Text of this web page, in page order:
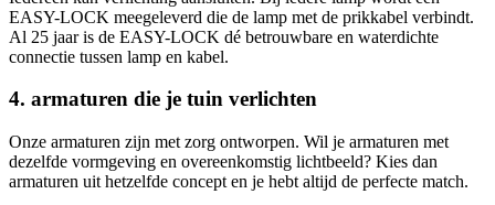
EASY-LOCK meegeleverd die de lamp met de prikkabel verbindt.
Al 25 jaar is de EASY-LOCK dé betrouwbare en waterdichte
connectie tussen lamp en kabel.
4. armaturen die je tuin verlichten
Onze armaturen zijn met zorg ontworpen. Wil je armaturen met
dezelfde vormgeving en overeenkomstig lichtbeeld? Kies dan
armaturen uit hetzelfde concept en je hebt altijd de perfecte match.